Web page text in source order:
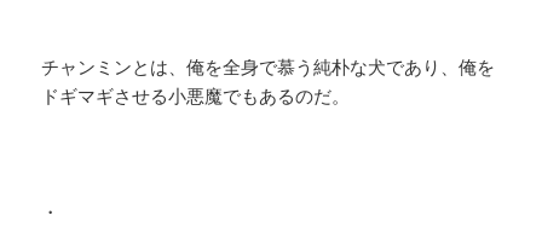
チャンミンとは、俺を全身で慕う純朴な犬であり、俺を
ドギマギさせる小悪魔でもあるのだ。
・